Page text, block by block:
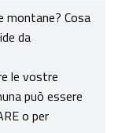
montane? Cosa
da
le vostre
può essere
o per